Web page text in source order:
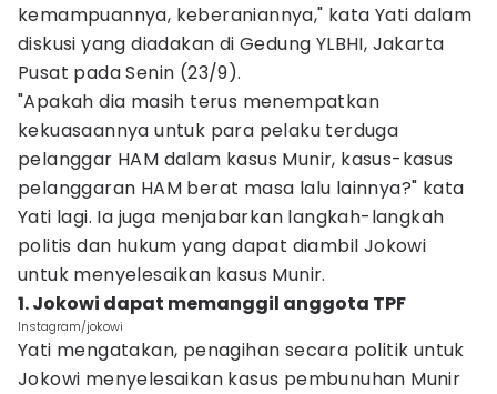
kemampuannya, keberaniannya," kata Yati dalam
diskusi yang diadakan di Gedung YLBHI, Jakarta
Pusat pada Senin (23/9).
"Apakah dia masih terus menempatkan
kekuasaannya untuk para pelaku terduga
pelanggar HAM dalam kasus Munir, kasus-kasus
pelanggaran HAM berat masa lalu lainnya?" kata
Yati lagi. Ia juga menjabarkan langkah-langkah
politis dan hukum yang dapat diambil Jokowi
untuk menyelesaikan kasus Munir.
1. Jokowi dapat memanggil anggota TPF
Instagram/jokowi
Yati mengatakan, penagihan secara politik untuk
Jokowi menyelesaikan kasus pembunuhan Munir